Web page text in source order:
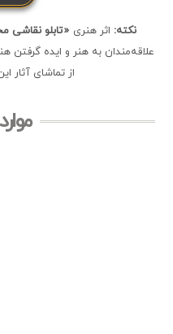
نکته: اثر هنری «تابلو نقاشی
علاقه‌مندان به هنر و ایده گرفتن
از تماشای آثار